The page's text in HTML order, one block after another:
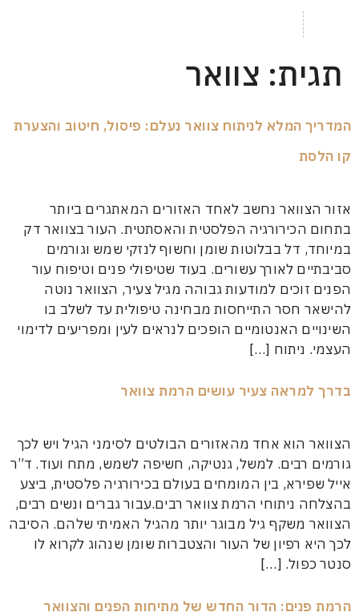
צוואר
המלא לניתוח צוואר נעלם: פיסול, חיטוב והצערת
נחשב לאחד האזורים המאתגרים ביותר
הפלסטית והאסתטית. העור בצוואר דק
דל בבלוטות שומן וחשוף לנזקי שמש וגורמים
לאורך עשורים. בעוד שטיפולי פנים וטיפוח עור
למודעות גבוהה מגיל צעיר, הצוואר נוטה
חסר התייחסות מבחינה טיפולית עד לשלב בו
האנטומיים הופכים לנראים לעין ומפריעים לדימוי
[…]
צעיר עושים הרמת צוואר
אחד מהאזורים הבולטים לסימני הגיל ויש לכך
רבים. למשל, גנטיקה, חשיפה לשמש, מתח ועוד. ד”ר
בין המומחים בעולם בכירורגיה פלסטית, ביצע
הרמת צוואר רבים.עבור גברים ונשים רבים,
משקף גיל מבוגר יותר מהגיל האמיתי שלהם. הסיבה
רפיון של העור והצטברות שומן שנהוג לקרוא לו
[…]
הדור החדש של מתיחות הפנים והצוואר